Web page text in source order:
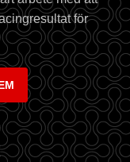
för